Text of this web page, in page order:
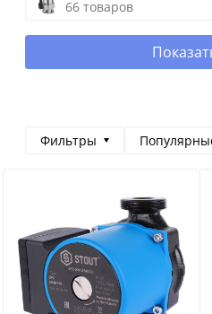
66 товаров
Фильтры